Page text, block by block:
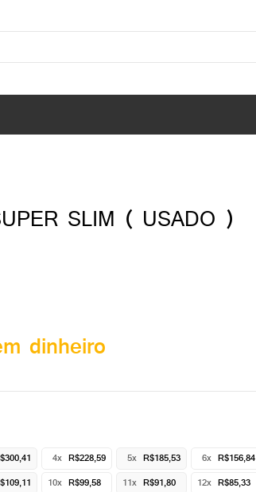
SLIM ( USADO )
dinheiro
4x R$228,59 5x R$185,53 6x R$156,84
10x R$99,58 11x R$91,80 12x R$85,33